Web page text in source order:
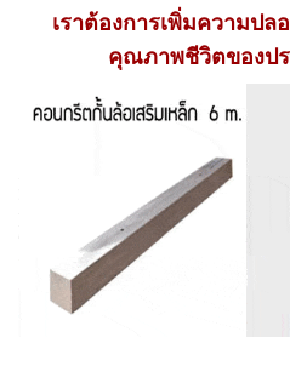
เราต้องการเพิ่มความป
คุณภาพชีวิตของป